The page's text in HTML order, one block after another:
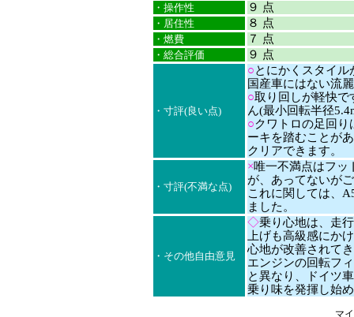
・操作性 ９ 点
・居住性 ８ 点
・燃費 ７ 点
・総合評価 ９ 点
・寸評(良い点)
○とにかくスタイ
国産車にはない流
○取り回しが軽快で
ん(最小回転半径
○クワトロの足回り
ーキを踏むことが
クリアできます。
・寸評(不満な点)
×唯一不満点はフッ
が、あってないが
これに関しては、
ました。
・その他自由意見
◇乗り心地は、走
上げも高級感にか
心地が改善されて
エンジンの回転フ
と異なり、ドイツ
乗り味を発揮し始
マ